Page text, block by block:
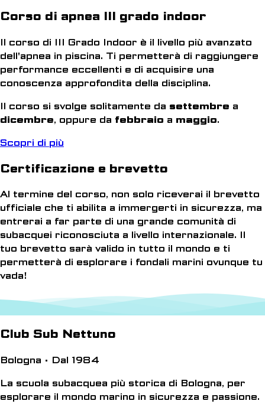
Corso di apnea III grado indoor
Il corso di III Grado Indoor è il livello più avanzato
dell'apnea in piscina. Ti permetterà di raggiungere
performance eccellenti e di acquisire una
conoscenza approfondita della disciplina.
Il corso si svolge solitamente da settembre a
dicembre, oppure da febbraio a maggio.
Scopri di più
Certificazione e brevetto
Al termine del corso, non solo riceverai il brevetto
ufficiale che ti abilita a immergerti in sicurezza, ma
entrerai a far parte di una grande comunità di
subacquei riconosciuta a livello internazionale. Il
tuo brevetto sarà valido in tutto il mondo e ti
permetterà di esplorare i fondali marini ovunque tu
vada!
Club Sub Nettuno
Bologna • Dal 1984
La scuola subacquea più storica di Bologna, per
esplorare il mondo marino in sicurezza e passione.